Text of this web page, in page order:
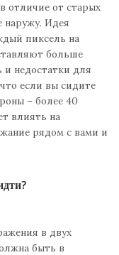
отличие от старых
наружу. Идея
пиксель на
больше
и недостатки для
если вы сидите
– более 40
влиять на
рядом с вами и
в двух
быть в